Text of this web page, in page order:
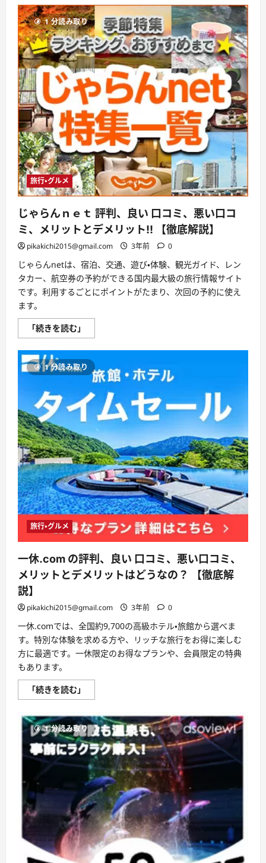
ア
魚
臭
撃
退
ウ
エ
ッ
ト
タ
オ
ル
の
評
判、
良
い
口
コ
ミ、
悪
い
口
コ
ミ、
メ
リ
ッ
と
メ
リ
ッ
ト
は
な
【徹
説】
に
つ
い
て
さ
に
読
む
1 分読み取り
旅行・グルメ
じゃらんｎｅｔ 評判、良い 口コミ、悪い口コ
ミ、メリットとデメリット!! 【徹底解説】
pikakichi2015@gmail.com 3年前 0
じゃらんnetは、宿泊、交通、遊び・体験、観光ガイド、レン
タカー、航空券の予約ができる国内最大級の旅行情報サイト
です。利用するごとにポイントがたまり、次回の予約に使え
ます。
「続きを読む」
ゃ
ん
ｎ
ｅ
ｔ
評
判、
良
口
ミ、
悪
い
口
コ
ミ、
メ
リ
ッ
ト
と
デ
メ
リ
ッ
ト!!
【徹
底
つ
て
さ
ら
に
読
1 分読み取り
旅行・グルメ
一休.com の評判、良い 口コミ、悪い口コミ、
メリットとデメリットはどうなの？ 【徹底解
説】
pikakichi2015@gmail.com 3年前 0
一休.comでは、全国約9,700の高級ホテル・旅館から選べま
す。特別な体験を求める方や、リッチな旅行をお得に楽しむ
方に最適です。一休限定のお得なプランや、会員限定の特典
もあります。
「続きを読む」
休.com
評
判、
良
い
口
コ
ミ、
悪
い
口
コ
ミ、
メ
リ
ッ
ト
と
デ
1 分読み取り